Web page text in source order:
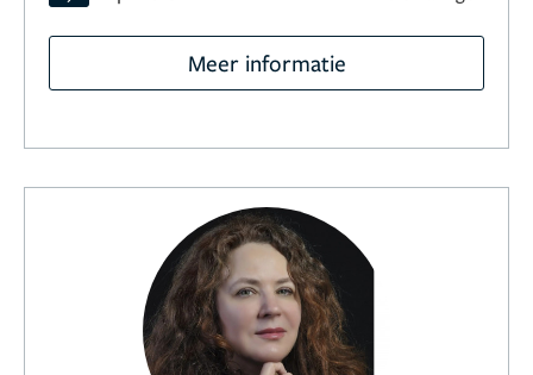
Meer informatie